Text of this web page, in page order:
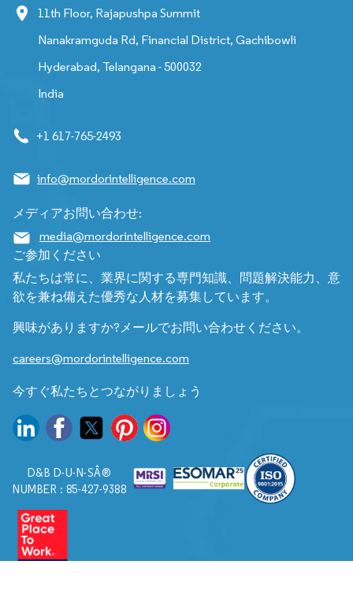
11th Floor, Rajapushpa Summit
Nanakramguda Rd, Financial District, Gachibowli
Hyderabad, Telangana - 500032
India
+1 617-765-2493
info@mordorintelligence.com
メディアお問い合わせ:
media@mordorintelligence.com
ご参加ください
私たちは常に、業界に関する専門知識、問題解決能力、意
欲を兼ね備えた優秀な人材を募集しています。
興味がありますか?メールでお問い合わせください。
careers@mordorintelligence.com
今すぐ私たちとつながりましょう
D&B D-U-N-SÂ®
NUMBER : 85-427-9388